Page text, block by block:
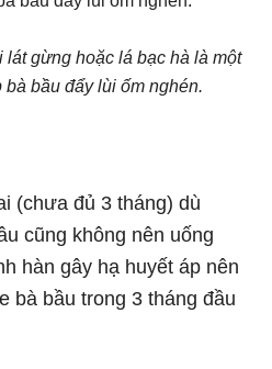
gừng hoặc lá bạc hà là một
bầu đẩy lùi ốm nghén.
(chưa đủ 3 tháng) dù
cũng không nên uống
hàn gây hạ huyết áp nên
bà bầu trong 3 tháng đầu